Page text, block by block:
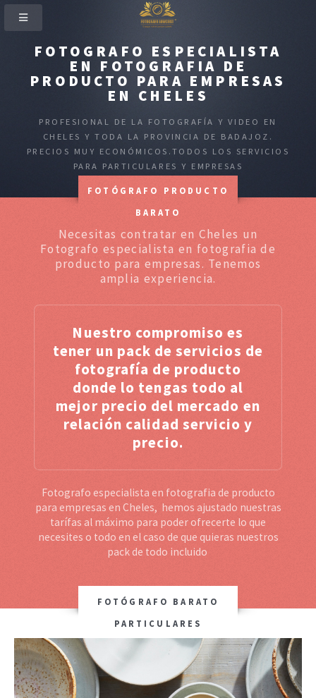
FOTOGRAFO ESPECIALISTA
EN FOTOGRAFIA DE
PRODUCTO PARA EMPRESAS
EN CHELES
PROFESIONAL DE LA FOTOGRAFÍA Y VIDEO EN
CHELES Y TODA LA PROVINCIA DE BADAJOZ.
PRECIOS MUY ECONÓMICOS.TODOS LOS SERVICIOS
PARA PARTICULARES Y EMPRESAS
FOTÓGRAFO PRODUCTO
BARATO
Necesitas contratar en Cheles un
Fotografo especialista en fotografia de
producto para empresas. Tenemos
amplia experiencia.
Nuestro compromiso es
tener un pack de servicios de
fotografía de producto
donde lo tengas todo al
mejor precio del mercado en
relación calidad servicio y
precio.
Fotografo especialista en fotografia de producto
para empresas en Cheles, hemos ajustado nuestras
tarífas al máximo para poder ofrecerte lo que
necesites o todo en el caso de que quieras nuestros
pack de todo incluido
FOTÓGRAFO BARATO
PARTICULARES